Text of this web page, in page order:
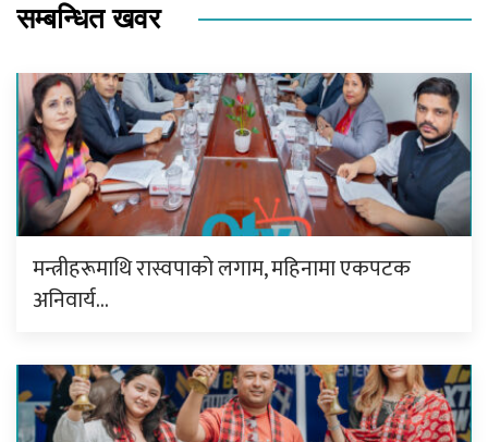
सम्बन्धित खवर
मन्त्रीहरूमाथि रास्वपाको लगाम, महिनामा एकपटक
अनिवार्य…